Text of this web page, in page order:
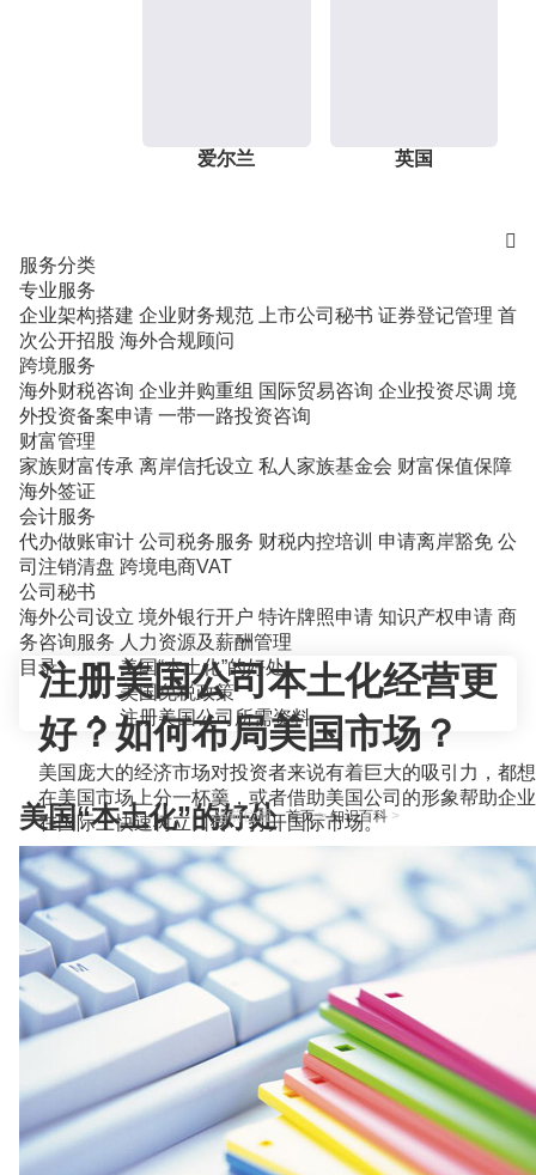
爱尔兰 英国

服务分类
专业服务
企业架构搭建 企业财务规范 上市公司秘书 证券登记管理 首
次公开招股 海外合规顾问
跨境服务
海外财税咨询 企业并购重组 国际贸易咨询 企业投资尽调 境
外投资备案申请 一带一路投资咨询
财富管理
家族财富传承 离岸信托设立 私人家族基金会 财富保值保障
海外签证
会计服务
代办做账审计 公司税务服务 财税内控培训 申请离岸豁免 公
司注销清盘 跨境电商VAT
公司秘书
海外公司设立 境外银行开户 特许牌照申请 知识产权申请 商
务咨询服务 人力资源及薪酬管理
当前位置：首页>知识百科>
注册美国公司本土化经营更
好？如何布局美国市场？
美国庞大的经济市场对投资者来说有着巨大的吸引力，都想
在美国市场上分一杯羹，或者借助美国公司的形象帮助企业
在国际上快速树立口碑，打开国际市场。
目录
美国“本土化”的好处
美国免税政策
注册美国公司所需资料
美国“本土化”的好处